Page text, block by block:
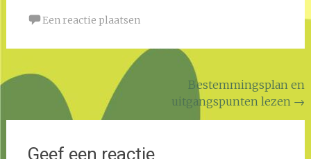
Een reactie plaatsen
Bericht
navigatie
Bestemmingsplan en
uitgangspunten lezen →
Geef een reactie